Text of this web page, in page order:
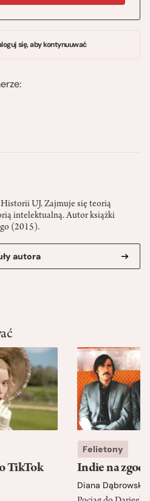
UJ. Zajmuje się teorią
intelektualną. Autor książki
(2015).
autora
się, aby kontynuuwać
TikTok
Felietony
Indie na
Diana Dąbrowska